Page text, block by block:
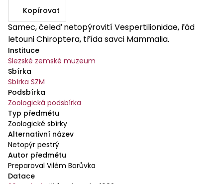
Kopírovat
Samec, čeleď netopýrovití Vespertilionidae, řád
letouni Chiroptera, třída savci Mammalia.
Instituce
Slezské zemské muzeum
Sbírka
Sbírka SZM
Podsbírka
Zoologická podsbírka
Typ předmětu
Zoologické sbírky
Alternativní název
Netopýr pestrý
Autor předmětu
Preparoval Vilém Borůvka
Datace